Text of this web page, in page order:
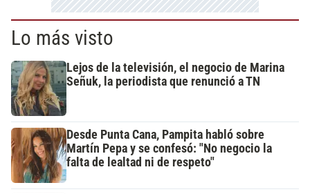
Lo más visto
Lejos de la televisión, el negocio de Marina
Señuk, la periodista que renunció a TN
Desde Punta Cana, Pampita habló sobre
Martín Pepa y se confesó: "No negocio la
falta de lealtad ni de respeto"